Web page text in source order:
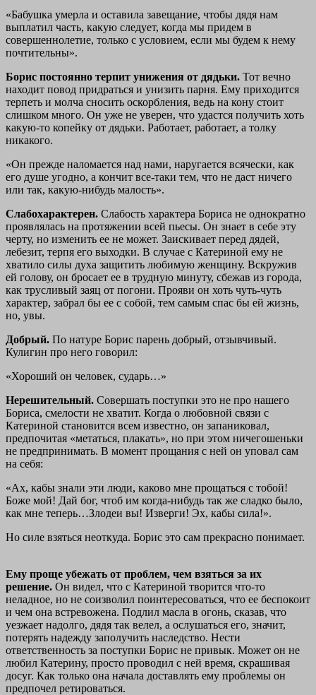
«Бабушка умерла и оставила завещание, чтобы дядя нам
выплатил часть, какую следует, когда мы придем в
совершеннолетие, только с условием, если мы будем к нему
почтительны».
Борис постоянно терпит унижения от дядьки. Тот вечно
находит повод придраться и унизить парня. Ему приходится
терпеть и молча сносить оскорбления, ведь на кону стоит
слишком много. Он уже не уверен, что удастся получить хоть
какую-то копейку от дядьки. Работает, работает, а толку
никакого.
«Он прежде наломается над нами, наругается всячески, как
его душе угодно, а кончит все-таки тем, что не даст ничего
или так, какую-нибудь малость».
Слабохарактерен. Слабость характера Бориса не однократно
проявлялась на протяжении всей пьесы. Он знает в себе эту
черту, но изменить ее не может. Заискивает перед дядей,
лебезит, терпя его выходки. В случае с Катериной ему не
хватило силы духа защитить любимую женщину. Вскружив
ей голову, он бросает ее в трудную минуту, сбежав из города,
как трусливый заяц от погони. Прояви он хоть чуть-чуть
характер, забрал бы ее с собой, тем самым спас бы ей жизнь,
но, увы.
Добрый. По натуре Борис парень добрый, отзывчивый.
Кулигин про него говорил:
«Хороший он человек, сударь…»
Нерешительный. Совершать поступки это не про нашего
Бориса, смелости не хватит. Когда о любовной связи с
Катериной становится всем известно, он запаниковал,
предпочитая «метаться, плакать», но при этом ничегошеньки
не предпринимать. В момент прощания с ней он уповал сам
на себя:
«Ах, кабы знали эти люди, каково мне прощаться с тобой!
Боже мой! Дай бог, чтоб им когда-нибудь так же сладко было,
как мне теперь…Злодеи вы! Изверги! Эх, кабы сила!».
Но силе взяться неоткуда. Борис это сам прекрасно понимает.
Ему проще убежать от проблем, чем взяться за их
решение. Он видел, что с Катериной творится что-то
неладное, но не соизволил поинтересоваться, что ее беспокоит
и чем она встревожена. Подлил масла в огонь, сказав, что
уезжает надолго, дядя так велел, а ослушаться его, значит,
потерять надежду заполучить наследство. Нести
ответственность за поступки Борис не привык. Может он не
любил Катерину, просто проводил с ней время, скрашивая
досуг. Как только она начала доставлять ему проблемы он
предпочел ретироваться.